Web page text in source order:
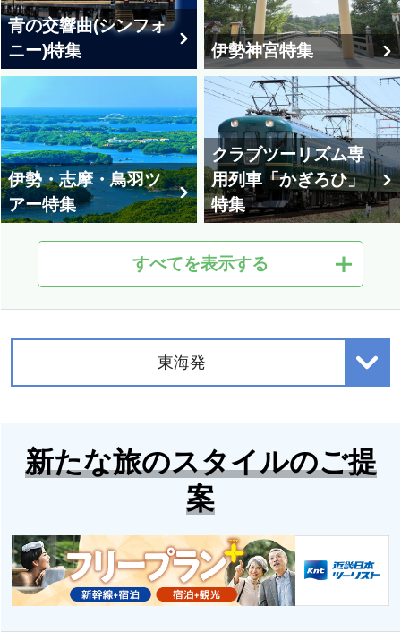
青の交響曲(シンフォ
ニー)特集
伊勢神宮特集
伊勢・志摩・鳥羽ツ
アー特集
クラブツーリズム専
用列車「かぎろひ」
特集
クルーズトレイン
「ななつ星in九州」ツ
九州観光列車ツアー
すべてを表示する
東海発
新たな旅のスタイルのご提
案